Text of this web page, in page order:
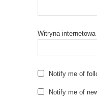
Witryna internetowa
Notify me of
Notify me of